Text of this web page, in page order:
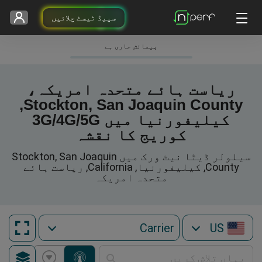
سپیڈ ٹیسٹ چلائیں
پیمائش جاری ہے
ریاست ہائے متحدہ امریکہ،
Stockton, San Joaquin County,
کیلیفورنیا میں 3G/4G/5G
کوریج کا نقشہ
سیلولر ڈیٹا نیٹ ورک میں Stockton, San Joaquin
County, کیلیفورنیا, California, ریاست ہائے
متحدہ امریکہ
US